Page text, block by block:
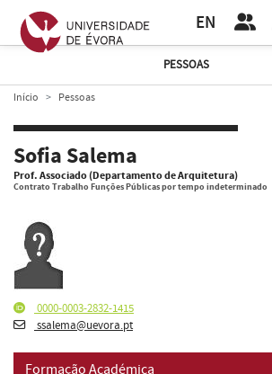
EN
PESSOAS
Início Pessoas
Sofia Salema
Prof. Associado (Departamento de Arquitetura)
Contrato Trabalho Funções Públicas por tempo indeterminado
0000-0003-2832-1415
ssalema@uevora.pt
Formação Académica